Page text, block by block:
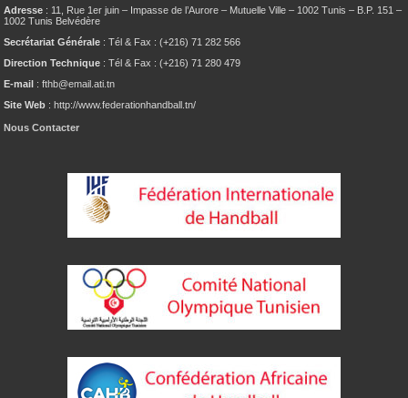
Adresse : 11, Rue 1er juin – Impasse de l’Aurore – Mutuelle Ville – 1002 Tunis – B.P. 151 –
1002 Tunis Belvédère
Secrétariat Générale : Tél & Fax : (+216) 71 282 566
Direction Technique : Tél & Fax : (+216) 71 280 479
E-mail : fthb@email.ati.tn
Site Web : http://www.federationhandball.tn/
Nous Contacter